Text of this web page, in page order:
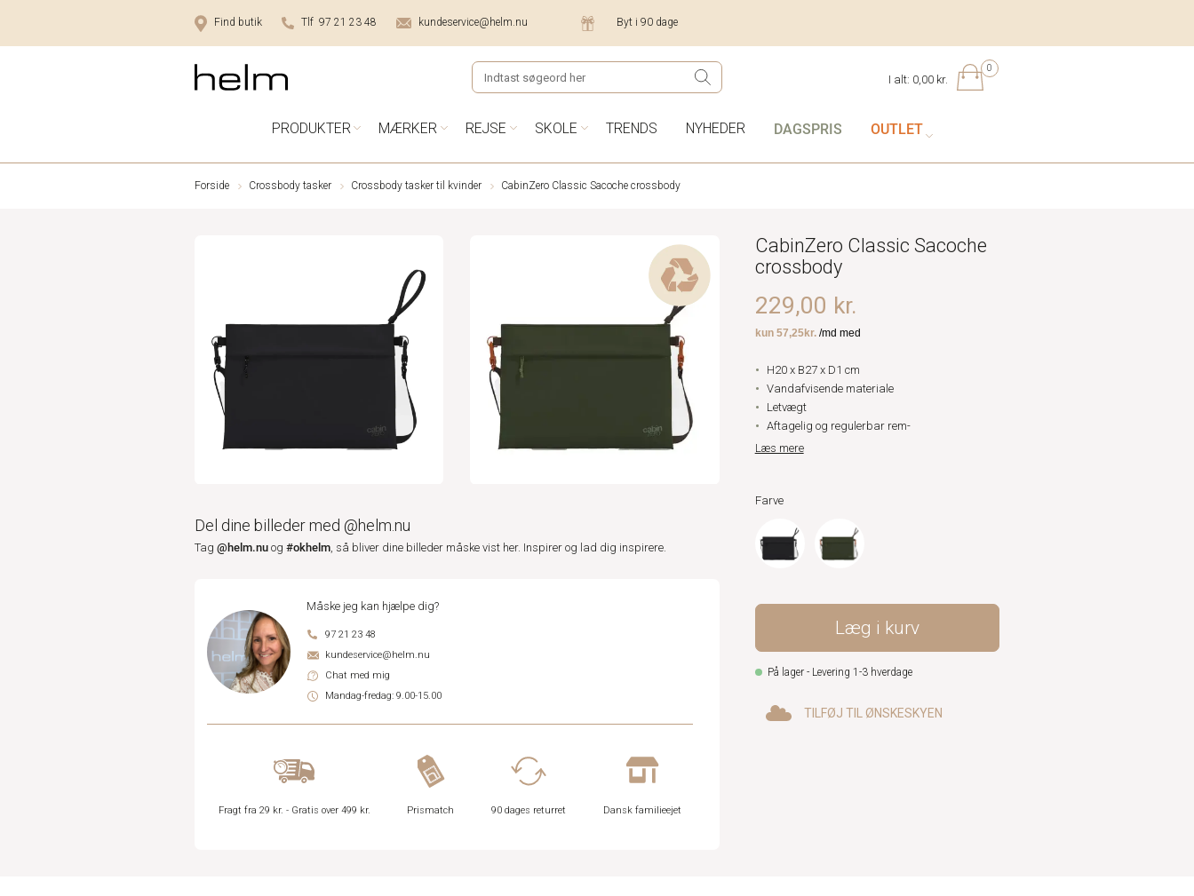
Find butik Tlf 97 21 23 48 kundeservice@helm.nu Byt i 90 dage
0
I alt: 0,00 kr.
PRODUKTER MÆRKER REJSE SKOLE TRENDS NYHEDER DAGSPRIS OUTLET
Forside Crossbody tasker Crossbody tasker til kvinder CabinZero Classic Sacoche crossbody
Del dine billeder med @helm.nu
Tag @helm.nu og #okhelm, så bliver dine billeder måske vist her. Inspirer og lad dig inspirere.
Måske jeg kan hjælpe dig?
97 21 23 48
kundeservice@helm.nu
Chat med mig
Mandag-fredag: 9.00-15.00
Fragt fra 29 kr. - Gratis over 499 kr. Prismatch 90 dages returret Dansk familieejet
CabinZero Classic Sacoche
crossbody
229,00 kr.
H20 x B27 x D1 cm
Vandafvisende materiale
Letvægt
Aftagelig og regulerbar rem-
Læs mere
Farve
Læg i kurv
På lager - Levering 1-3 hverdage
TILFØJ TIL ØNSKESKYEN